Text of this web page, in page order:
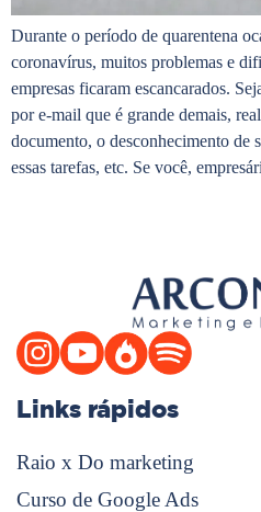
Durante o período de quarentena
coronavírus, muitos problemas e
empresas ficaram escancarados.
por e-mail que é grande demais,
documento, o desconhecimento de
essas tarefas, etc. Se você,
Links rápidos
Raio x Do marketing
Curso de Google Ads